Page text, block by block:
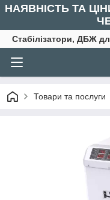
НАЯВНІСТЬ ТА
Стабілізатори, ДБЖ
Товари та послуги